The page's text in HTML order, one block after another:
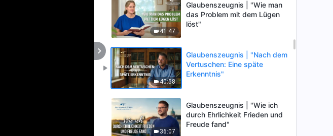
41:47
Glaubenszeugnis | "Wie man
das Problem mit dem Lügen
löst"
40:58
Glaubenszeugnis | "Nach dem
Vertuschen: Eine späte
Erkenntnis"
36:07
Glaubenszeugnis | "Wie ich
durch Ehrlichkeit Frieden und
Freude fand"